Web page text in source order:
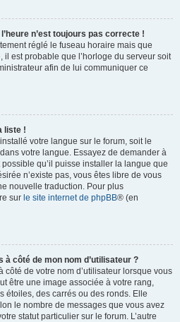
n’est toujours pas correcte !
réglé le fuseau horaire mais que
il est probable que l’horloge du serveur soit
afin de lui communiquer ce
liste !
votre langue sur le forum, soit le
votre langue. Essayez de demander à
qu’il puisse installer la langue que
n’existe pas, vous êtes libre de vous
nouvelle traduction. Pour plus
sur le site internet de phpBB® (en
côté de mon nom d’utilisateur ?
côté de votre nom d’utilisateur lorsque vous
être une image associée à votre rang,
étoiles, des carrés ou des ronds. Elle
le nombre de messages que vous avez
statut particulier sur le forum. L’autre